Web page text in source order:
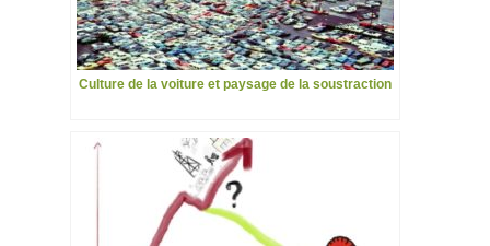
Culture de la voiture et paysage de la soustraction